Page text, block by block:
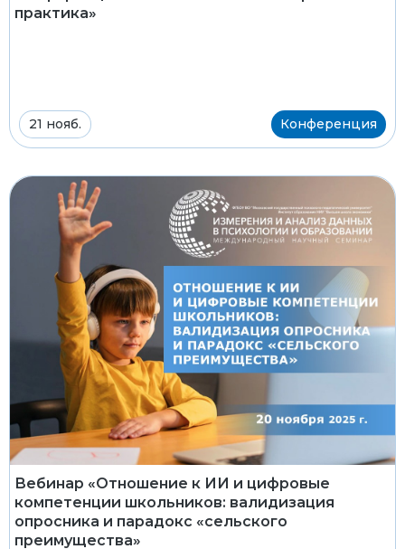
практика»
21 нояб. Конференция
Вебинар «Отношение к ИИ и цифровые
компетенции школьников: валидизация
опросника и парадокс «сельского
преимущества»